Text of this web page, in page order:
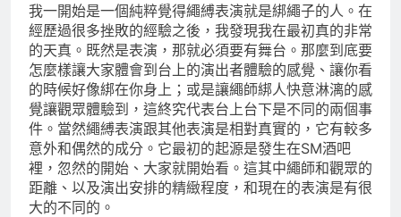
我一開始是一個純粹覺得繩縛表演就是綁繩子的人。在
經歷過很多挫敗的經驗之後，我發現我在最初真的非常
的天真。既然是表演，那就必須要有舞台。那麼到底要
怎麼樣讓大家體會到台上的演出者體驗的感覺、讓你看
的時候好像綁在你身上；或是讓繩師綁人快意淋漓的感
覺讓觀眾體驗到，這終究代表台上台下是不同的兩個事
件。當然繩縛表演跟其他表演是相對真實的，它有較多
意外和偶然的成分。它最初的起源是發生在SM酒吧
裡，忽然的開始、大家就開始看。這其中繩師和觀眾的
距離、以及演出安排的精緻程度，和現在的表演是有很
大的不同的。